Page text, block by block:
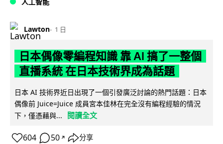
Lawton 1 日
日本偶像零編程知識 靠 AI 搞了一整個
直播系統 在日本技術界成為話題
日本 AI 技術界近日出現了一個引發廣泛討論的熱門話題：日本
偶像前 Juice=Juice 成員宮本佳林在完全沒有編程經驗的情況
下，僅憑藉與...
閱讀全文
604 50 ↗ 分享